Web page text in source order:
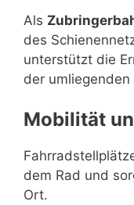
Als
des
unterstützt die
der umliegenden
Mobilität
dem Rad und
Ort.